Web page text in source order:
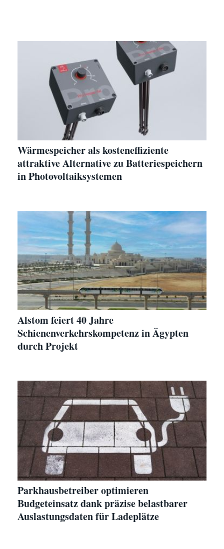
Wärmespeicher als kosteneffiziente
attraktive Alternative zu Batteriespeichern
in Photovoltaiksystemen
Alstom feiert 40 Jahre
Schienenverkehrskompetenz in Ägypten
durch Projekt
Parkhausbetreiber optimieren
Budgeteinsatz dank präzise belastbarer
Auslastungsdaten für Ladeplätze